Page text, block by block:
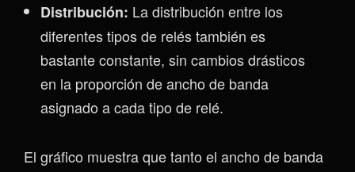
Distribución: La distribución entre los
diferentes tipos de relés también es
bastante constante, sin cambios drásticos
en la proporción de ancho de banda
asignado a cada tipo de relé.
El gráfico muestra que tanto el ancho de banda